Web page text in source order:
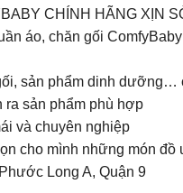
CHÍNH HÃNG XỊN
áo, chăn gối
sản phẩm dinh dưỡng…
sản phẩm phù hợp
và chuyên nghiệp
cho mình những món đồ
Long A, Quận 9